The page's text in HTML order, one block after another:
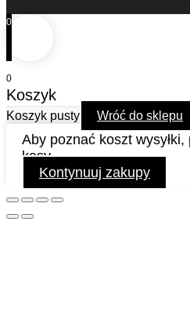
0
0
Koszyk
Koszyk pusty Wróć do sklepu
Aby poznać koszt wysyłki,
kasy.
Kontynuuj zakupy